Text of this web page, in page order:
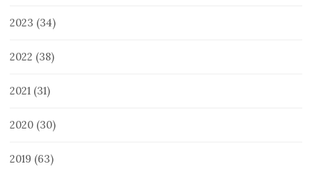
2023 (34)
2022 (38)
2021 (31)
2020 (30)
2019 (63)